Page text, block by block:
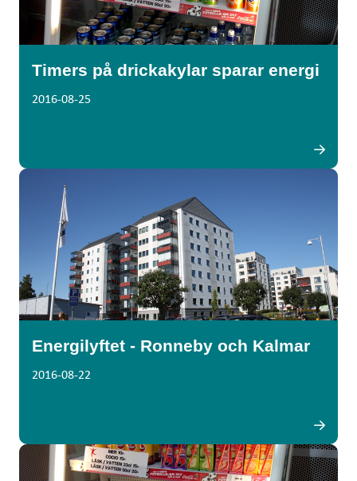
Timers på drickakylar sparar energi
2016-08-25
Energilyftet - Ronneby och Kalmar
2016-08-22